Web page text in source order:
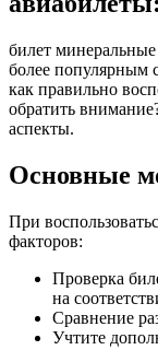
билет минеральные воды москва авиабилеты становится все
более популярным
как правильно
обратить
аспекты.
Основные
При
факторов:
Проверка
на
Сравнение
Учтите